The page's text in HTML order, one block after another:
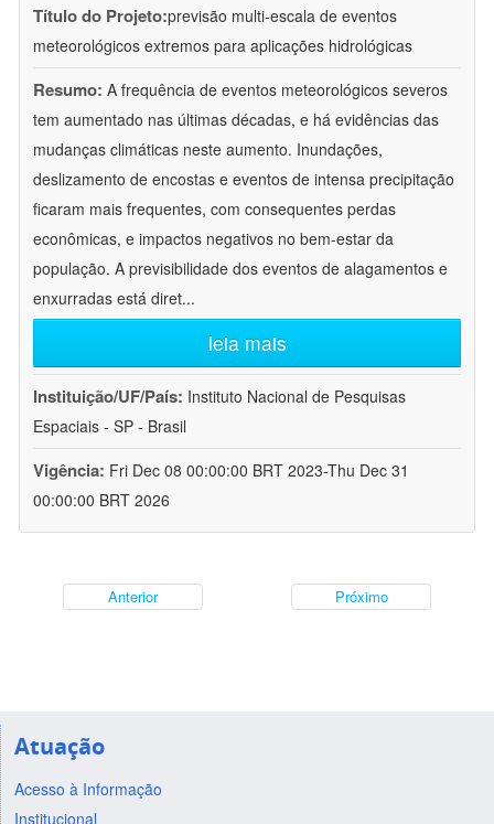
Título do Projeto:previsão multi-escala de eventos
meteorológicos extremos para aplicações hidrológicas
Resumo: A frequência de eventos meteorológicos severos
tem aumentado nas últimas décadas, e há evidências das
mudanças climáticas neste aumento. Inundações,
deslizamento de encostas e eventos de intensa precipitação
ficaram mais frequentes, com consequentes perdas
econômicas, e impactos negativos no bem-estar da
população. A previsibilidade dos eventos de alagamentos e
enxurradas está diret...
leia mais
Instituição/UF/País: Instituto Nacional de Pesquisas
Espaciais - SP - Brasil
Vigência: Fri Dec 08 00:00:00 BRT 2023-Thu Dec 31
00:00:00 BRT 2026
Anterior Próximo
Atuação
Acesso à Informação
Institucional